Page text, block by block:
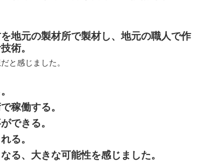
地元の製材所で製材し、地元の職人で作
術。
と感じました。
稼働する。
できる。
る。
る、大きな可能性を感じました。